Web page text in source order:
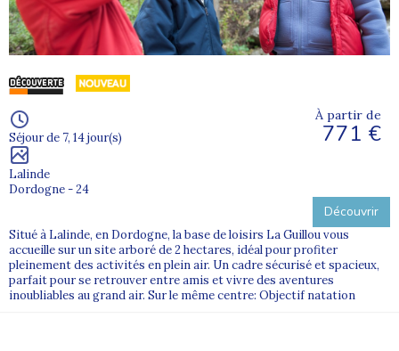
Séjour de 7, 14 jour(s)
Lalinde
Dordogne - 24
À partir de
771 €
Découvrir
Situé à Lalinde, en Dordogne, la base de loisirs La Guillou vous
accueille sur un site arboré de 2 hectares, idéal pour profiter
pleinement des activités en plein air. Un cadre sécurisé et spacieux,
parfait pour se retrouver entre amis et vivre des aventures
inoubliables au grand air. Sur le même centre: Objectif natation